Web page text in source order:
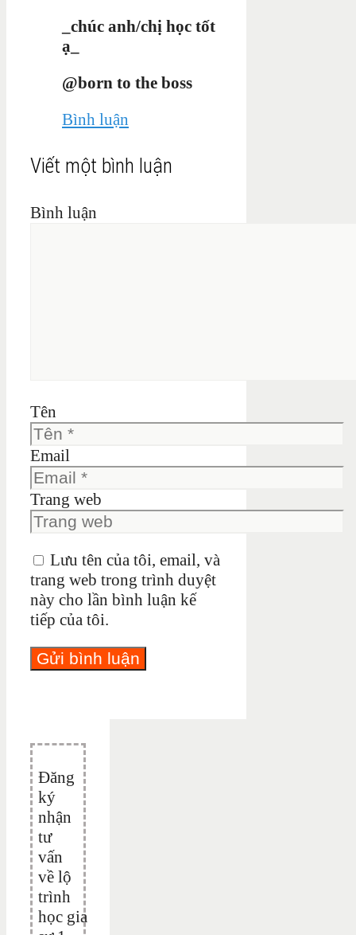
_chúc anh/chị học tốt
ạ_
@born to the boss
Bình luận
Viết một bình luận
Bình luận
Tên
Email
Trang web
Lưu tên của tôi, email, và
trang web trong trình duyệt
này cho lần bình luận kế
tiếp của tôi.
Đăng
ký
nhận
tư
vấn
về lộ
trình
học gia